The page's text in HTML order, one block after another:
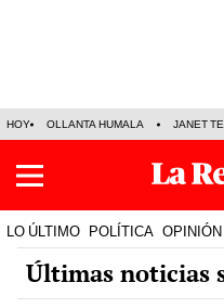
HOY OLLANTA HUMALA JANET
LO ÚLTIMO POLÍTICA OPINIÓN
Últimas noticias